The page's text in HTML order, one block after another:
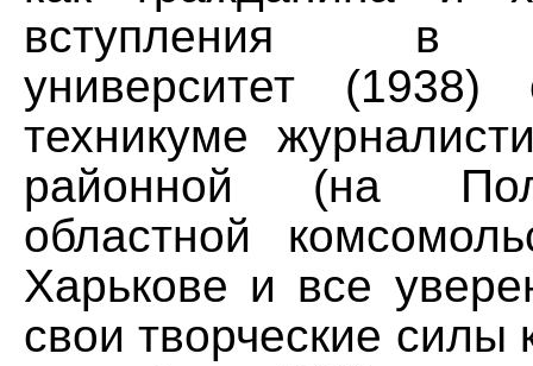
вступления в
университет
техникуме
районной (на
областной
Харькове и все
свои творческие силы